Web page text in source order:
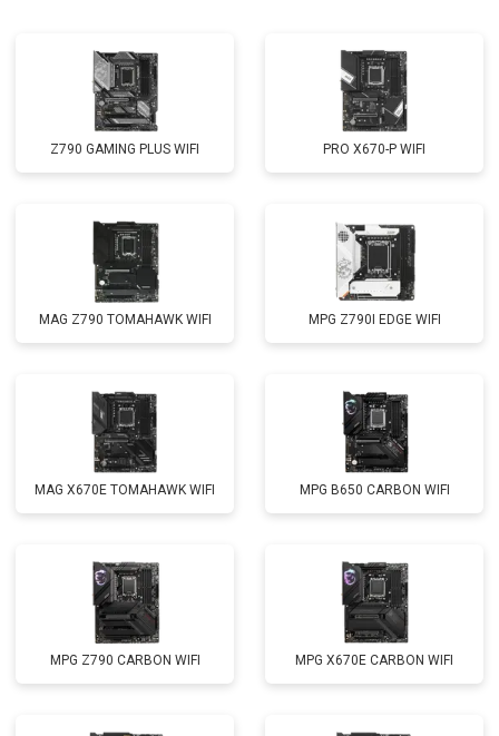
Z790 GAMING PLUS WIFI PRO X670-P WIFI
MAG Z790 TOMAHAWK WIFI MPG Z790I EDGE WIFI
MAG X670E TOMAHAWK WIFI MPG B650 CARBON WIFI
MPG Z790 CARBON WIFI MPG X670E CARBON WIFI